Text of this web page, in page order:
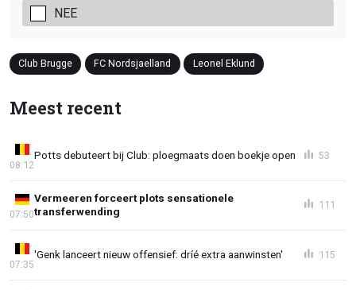
NEE
Club Brugge FC Nordsjaelland Leonel Eklund
Meest recent
Potts debuteert bij Club: ploegmaats doen boekje open
08:12
53
Vermeeren forceert plots sensationele
transferwending
07:50
111
'Genk lanceert nieuw offensief: dríé extra aanwinsten'
07:35
115